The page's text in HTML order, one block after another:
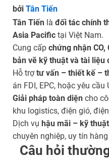
bởi Tân Tiến
Tân Tiếnlà đối tác chính
Asia Pacifictại Việt Nam.
Cung cấp chứng nhận CO,
bản vẽ kỹ thuật và tài liệu
Hỗ trợtư vấn – thiết kế –
án FDI, EPC, hoặc yêu cầu
Giải pháp toàn diệncho
khu logistics, điện gió,
Dịch vụ hậu mãi – kỹ
chuyên nghiệp, uy tín
Câu hỏi